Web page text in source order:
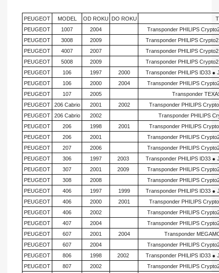
PEUGEOT MODEL OD ROKU DO ROKU
PEUGEOT
1007 2004
Transponder PHILIPS
PEUGEOT
3008 2009
Transponder PHILIPS
PEUGEOT
4007 2007
Transponder PHILIPS
PEUGEOT
5008 2009
Transponder PHILIPS
PEUGEOT
106 1997 2000
Transponder PHILIPS ID33 ●
PEUGEOT
106 2000 2004
Transponder PHILIPS
PEUGEOT
107 2005
Transponder
PEUGEOT
206 Cabrio 2001 2002
Transponder PHILIPS
PEUGEOT
206 Cabrio 2002
Transponder PHILIPS
PEUGEOT
206 1998 2001
Transponder PHILIPS
PEUGEOT
206 2001
Transponder PHILIPS
PEUGEOT
207 2006
Transponder PHILIPS
PEUGEOT
306 1997 2003
Transponder PHILIPS ID33 ●
PEUGEOT
307 2001 2009
Transponder PHILIPS
PEUGEOT
308 2008
Transponder PHILIPS
PEUGEOT
406 1997 1999
Transponder PHILIPS ID33 ●
PEUGEOT
406 2000 2001
Transponder PHILIPS
PEUGEOT
406 2002
Transponder PHILIPS
PEUGEOT
407 2004
Transponder PHILIPS
PEUGEOT
607 2001 2004
Transponder
PEUGEOT
607 2004
Transponder PHILIPS
PEUGEOT
806 1998 2002
Transponder PHILIPS ID33 ●
PEUGEOT
807 2002
Transponder PHILIPS